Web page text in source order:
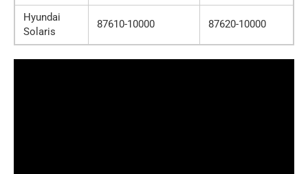
Hyundai
Solaris
87610-10000 87620-10000